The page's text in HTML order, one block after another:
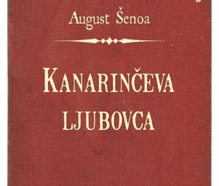
Kanarinčeva
ljubovca